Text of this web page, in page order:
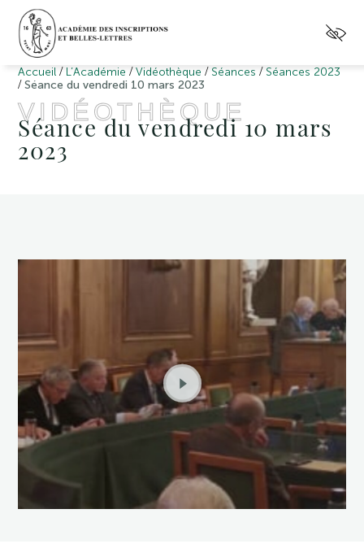
Accueil / L’Académie /Vidéothèque / Séances / Séances 2023
/Séance du vendredi 10 mars 2023
VIDÉOTHÈQUE
Séance du vendredi 10 mars
2023